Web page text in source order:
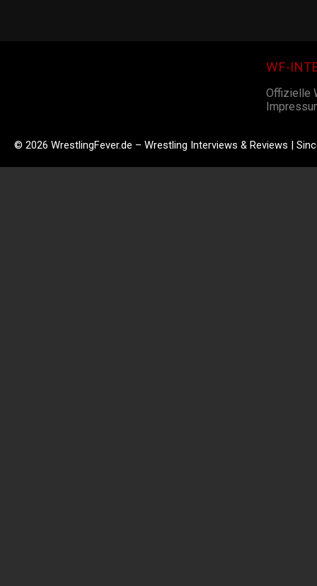
WF-
Offizielle
© 2026 WrestlingFever.de – Wrestling Interviews & Reviews |